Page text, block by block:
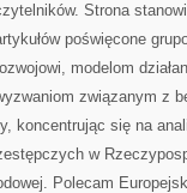
Strona
poświęcone
modelom
związanym z
koncentrując się na
w
Polecam